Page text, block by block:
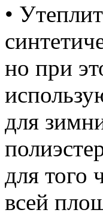
•
но при
для
для того
всей